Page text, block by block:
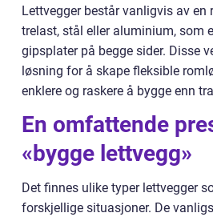
Lettvegger består vanligvis av en
trelast, stål eller aluminium, som
gipsplater på begge sider. Disse
løsning for å skape fleksible
enklere og raskere å bygge enn
En omfattende
«bygge lettvegg»
Det finnes ulike typer lettvegger
forskjellige situasjoner. De